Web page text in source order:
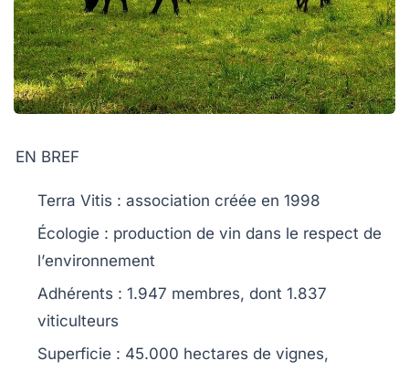
EN BREF
Terra Vitis : association créée en 1998
Écologie : production de vin dans le respect de
l’environnement
Adhérents : 1.947 membres, dont 1.837
viticulteurs
Superficie : 45.000 hectares de vignes,